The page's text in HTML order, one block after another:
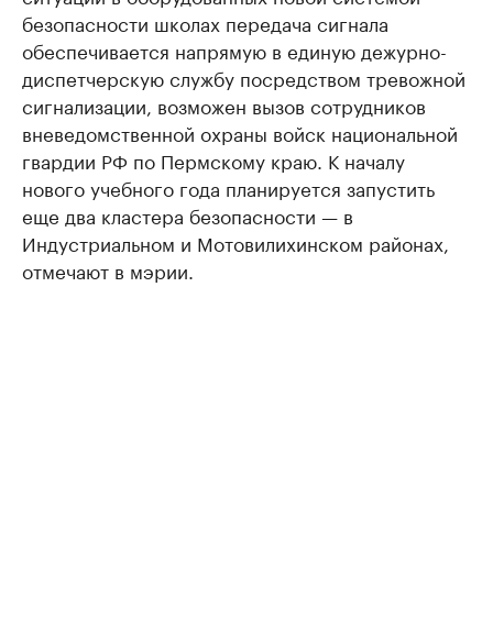
безопасности школах передача сигнала
обеспечивается напрямую в единую дежурно-
диспетчерскую службу посредством тревожной
сигнализации, возможен вызов сотрудников
вневедомственной охраны войск национальной
гвардии РФ по Пермскому краю. К началу
нового учебного года планируется запустить
еще два кластера безопасности — в
Индустриальном и Мотовилихинском районах,
отмечают в мэрии.